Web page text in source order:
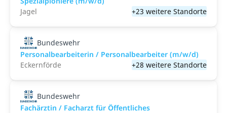
Jagel
+23 weitere Standorte
Bundeswehr
Personalbearbeiterin / Personalbearbeiter (m/w/d)
Eckernförde
+28 weitere Standorte
Bundeswehr
Fachärztin / Facharzt für Öffentliches